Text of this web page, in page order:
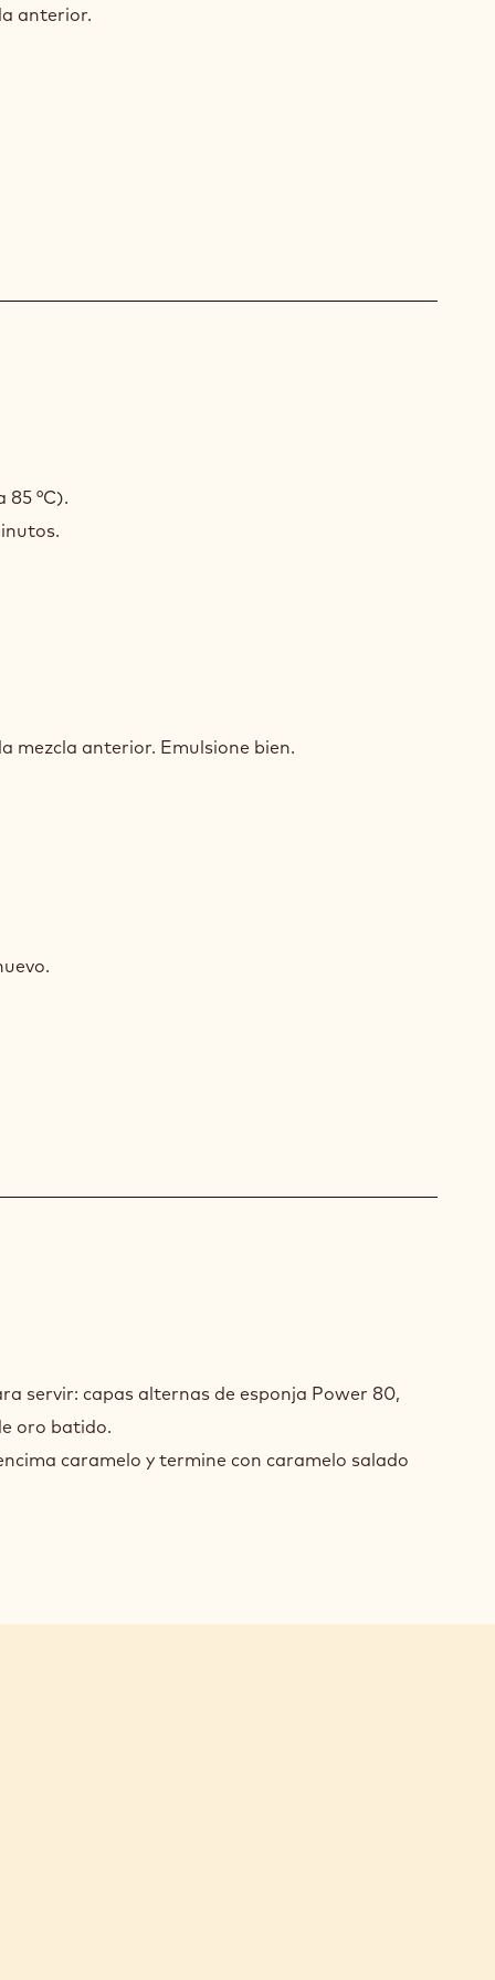
anterior.
85 °C).
mezcla anterior. Emulsione bien.
servir: capas alternas de esponja Power 80,
oro batido.
caramelo y termine con caramelo salado